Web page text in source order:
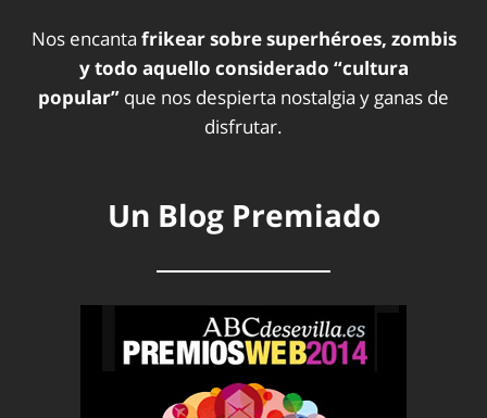
Nos encanta frikear sobre superhéroes, zombis
y todo aquello considerado “cultura
popular” que nos despierta nostalgia y ganas de
disfrutar.
Un Blog Premiado